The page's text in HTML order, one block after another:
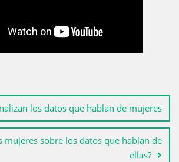
los datos que hablan de mujeres
mujeres sobre los datos que hablan de
ellas?